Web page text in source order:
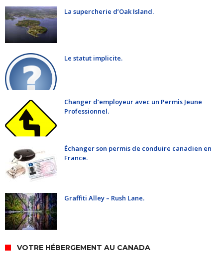
La supercherie d’Oak Island.
Le statut implicite.
Changer d’employeur avec un Permis Jeune
Professionnel.
Échanger son permis de conduire canadien en
France.
Graffiti Alley – Rush Lane.
VOTRE HÉBERGEMENT AU CANADA